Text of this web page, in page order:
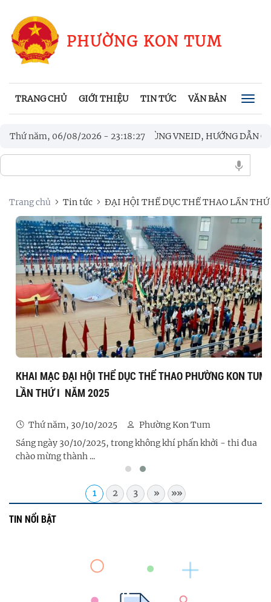
PHƯỜNG KON TUM
TRANG CHỦ GIỚI THIỆU TIN TỨC VĂN BẢN CHÍNH
Thứ năm, 06/08/2026 - 23:18:28
“CHIẾN DỊCH MÙA HÈ SỐ CÙNG VNEID, HƯỚNG DẪN
TÁC BẦU CỬ TRƯỞNG THÔN, TỔ TRƯỞNG TỔ DÂN PHỐ
Trang chủ Tin tức ĐẠI HỘI THỂ DỤC THỂ THAO LẦN
KHAI MẠC ĐẠI HỘI THỂ DỤC THỂ THAO PHƯỜNG KON TUM
LẦN THỨ I NĂM 2025
Thứ năm, 30/10/2025
Phường Kon Tum
Sáng ngày 30/10/2025, trong không khí phấn khởi - thi đua
chào mừng thành ...
1 2 3 » »»
TIN NỔI BẬT